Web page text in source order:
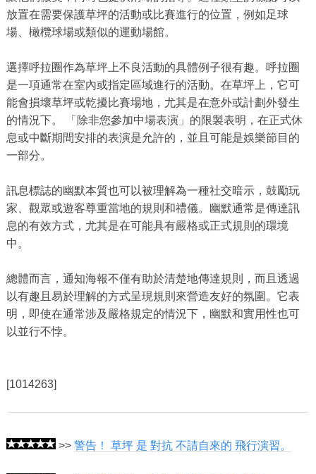
放置在需要保護草坪的活動或比賽進行的位置，例如足球
場、橄欖球場或類似的運動場館。
選擇呼拉圈作為草坪上不良活動的具體例子很有趣。呼拉圈
是一項通常在室內或指定區域進行的活動。在草坪上，它可
能會損壞草坪或乾擾比賽場地，尤其是在意外或計劃外發生
的情況下。 「除非您參加中場表演」的限製表明，在正式休
息或中斷期間安排的表演是允許的，並且可能是娛樂節目的
一部分。
訊息標誌的幽默本質也可以被理解為一種社交暗示，鼓勵玩
家、觀眾或遊客尊重當地的規則和禮儀。幽默通常是傳達訊
息的有效方式，尤其是在可能具有嚴格或正式規則的環境
中。
總體而言，通知海報不僅有助於清楚地傳達規則，而且透過
以有趣且易於理解的方式呈現規則來營造友好的氛圍。它表
明，即使在通常涉及嚴格規定的情況下，幽默和實用性也可
以並行不悖。
[1014263]
>> 警告！ 草坪 是 對抗 不請自來的 飛行演習。